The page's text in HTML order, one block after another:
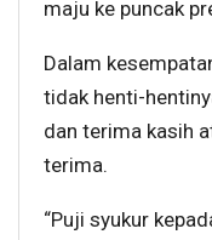
maju ke puncak
Dalam
tidak henti-
dan terima kasih
terima.
“Puji syukur